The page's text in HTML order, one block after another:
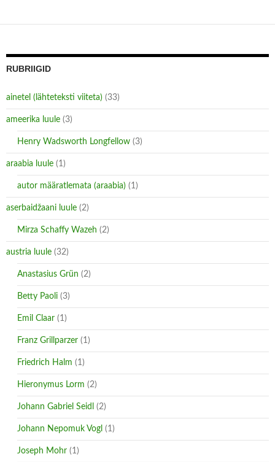
o d
RUBRIIGID
ainetel (lähteteksti viiteta) (33)
ameerika luule (3)
Henry Wadsworth Longfellow (3)
araabia luule (1)
autor määratlemata (araabia) (1)
aserbaidžaani luule (2)
Mirza Schaffy Wazeh (2)
austria luule (32)
Anastasius Grün (2)
Betty Paoli (3)
Emil Claar (1)
Franz Grillparzer (1)
Friedrich Halm (1)
Hieronymus Lorm (2)
Johann Gabriel Seidl (2)
Johann Nepomuk Vogl (1)
Joseph Mohr (1)